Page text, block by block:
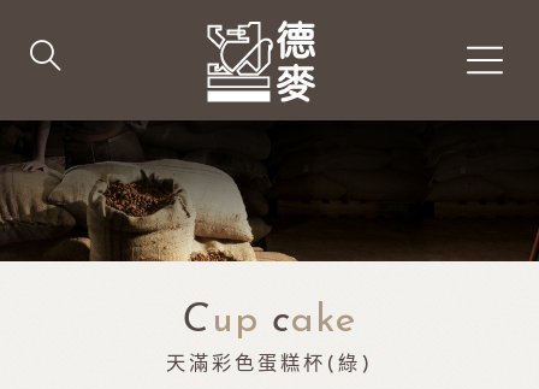
C up cake
天滿彩色蛋糕杯(綠)